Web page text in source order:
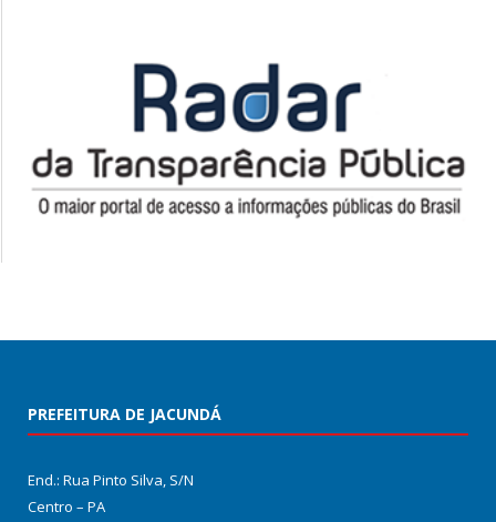
PREFEITURA DE JACUNDÁ
End.: Rua Pinto Silva, S/N
Centro – PA